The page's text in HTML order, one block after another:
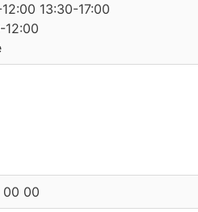
13:30-17:00
12:00
00 00